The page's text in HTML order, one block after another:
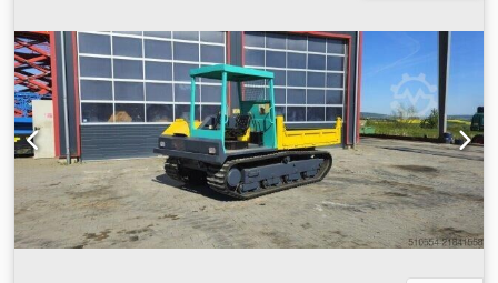
Radio Airconditioning Achteruitrijcamera
Kiepbakverwarming Chsdpfxozdi Txe Ac Ioa
Kiepbakverhoging Centrale smering Bridgestone
bandengrootte 24.00R35: ca. 90% resterend C27-motor met
615 kW CE Bedrijfsgewicht: 46,3 ton